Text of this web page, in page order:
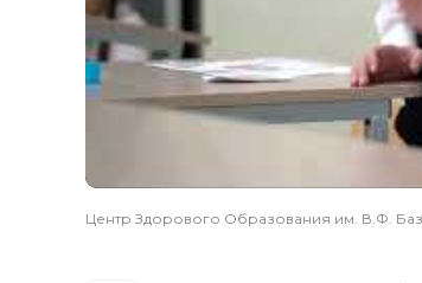
Центр Здорового Образования им. В.Ф.